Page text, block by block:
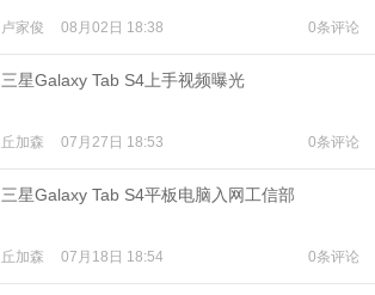
卢家俊 08月02日 18:38 0条评论
三星Galaxy Tab S4上手视频曝光
丘加森 07月27日 18:53 0条评论
三星Galaxy Tab S4平板电脑入网工信部
丘加森 07月18日 18:54 0条评论